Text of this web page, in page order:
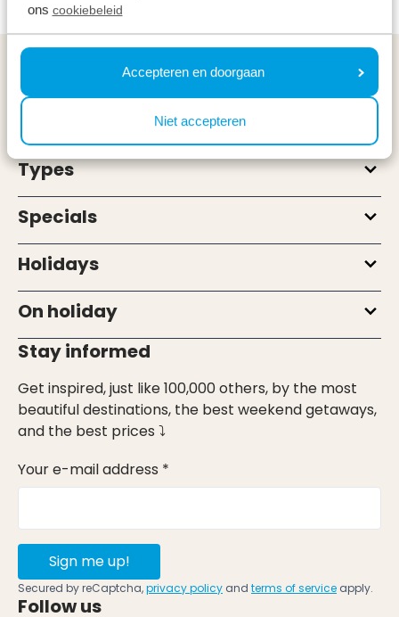
ons cookiebeleid
Accepteren en doorgaan
Niet accepteren
Service & contact
Types
Specials
Holidays
On holiday
Stay informed
Get inspired, just like 100,000 others, by the most
beautiful destinations, the best weekend getaways,
and the best prices ⤵
Your e-mail address *
Sign me up!
Secured by reCaptcha,privacy policy and terms of service apply.
Follow us